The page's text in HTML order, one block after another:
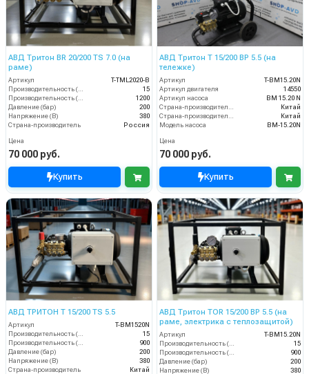
АВД Тритон BR 20/200 TS 7.0 (на
раме)
Артикул
T-TML2020-B
Производительность (л/мин)
15
Производительность (л/ч)
1200
Давление (бар)
200
Напряжение (В)
380
Страна-производитель
Россия
Цена
70 000 руб.
Купить
АВД Тритон T 15/200 BP 5.5 (на
тележке)
Артикул
T-BM15.20N
Артикул двигателя
14550
Артикул насоса
BM 15.20 N
Страна-производитель двигателя
Китай
Страна-производитель насоса
Китай
Модель насоса
BM-15.20N
Цена
70 000 руб.
Купить
АВД ТРИТОН T 15/200 TS 5.5
Артикул
T-BM1520N
15
900
Давление (бар)
200
Напряжение (В)
380
Страна-производитель
Китай
АВД Тритон TOR 15/200 ВР 5.5 (на
раме, электрика с теплозащитой)
Артикул
T-BM15.20N
15
900
Давление (бар)
200
Напряжение (В)
380